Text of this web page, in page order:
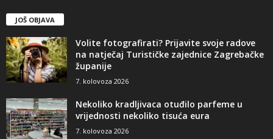
JOŠ OBJAVA
Volite fotografirati? Prijavite svoje radove
na natječaj Turističke zajednice Zagrebačke
županije
7. kolovoza 2026
Nekoliko kradljivaca otuđilo parfeme u
vrijednosti nekoliko tisuća eura
7. kolovoza 2026